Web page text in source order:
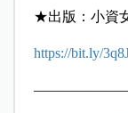
★出版：小資
https://bit.ly/